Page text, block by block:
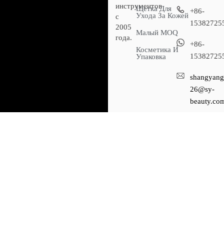
инструментов
с
2005
года.
Щетка Для
Ухода За Кожей
Малый MOQ
Косметика И
Упаковка
+86-
+86-
26@sy-